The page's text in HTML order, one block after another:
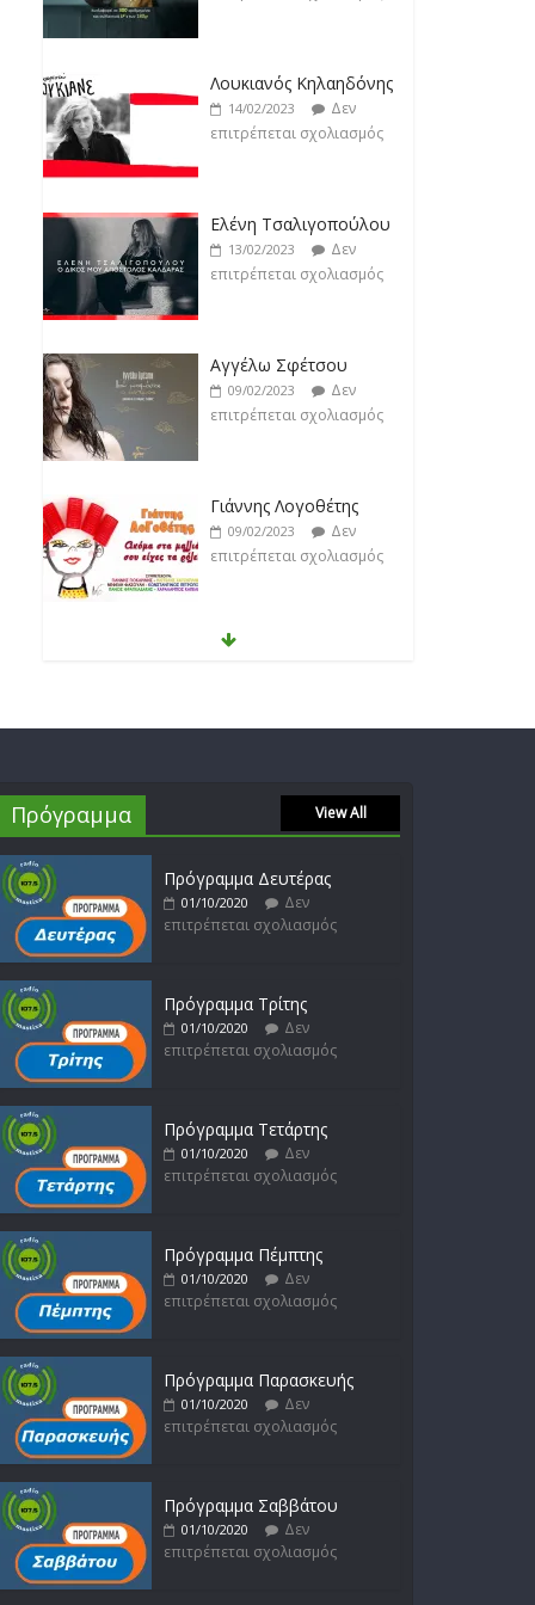
14/02/2023
Ελένη Τσαλιγοπούλου
13/02/2023
Δεν
Αγγέλω Σφέτσου
09/02/2023
Δεν
Γιάννης Λογοθέτης
09/02/2023
Δεν
Anemos
03/02/2023
Δεν
επιτρέπεται σχολιασμός
Νίκος Ζιώγαλας
επιτρέπεται σχολιασμός
επιτρέπεται σχολιασμός
Πρόγραμμα View All
Πρόγραμμα Δευτέρας
01/10/2020
Δεν
επιτρέπεται σχολιασμός
Πρόγραμμα Τρίτης
01/10/2020
Δεν
επιτρέπεται σχολιασμός
Πρόγραμμα Τετάρτης
01/10/2020
Δεν
επιτρέπεται σχολιασμός
Πρόγραμμα Πέμπτης
01/10/2020
Δεν
επιτρέπεται σχολιασμός
Πρόγραμμα Παρασκευής
01/10/2020
Δεν
επιτρέπεται σχολιασμός
Πρόγραμμα Σαββάτου
01/10/2020
Δεν
επιτρέπεται σχολιασμός